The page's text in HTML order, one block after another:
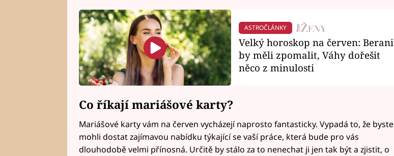
ASTROČLÁNKY
Velký horoskop na červen: Berani
by měli zpomalit, Váhy dořešit
něco z minulosti
Co říkají mariášové karty?
Mariášové karty vám na červen vycházejí naprosto fantasticky. Vypadá to, že byste
mohli dostat zajímavou nabídku týkající se vaší práce, která bude pro vás
dlouhodobě velmi přínosná. Určitě by stálo za to nenechat ji jen tak být a zjistit, o